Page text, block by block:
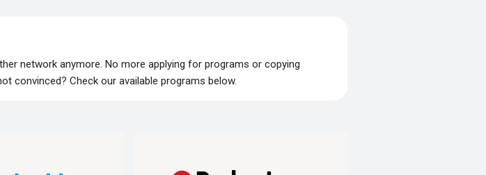
network anymore. No more applying for programs or copying
convinced? Check our available programs below.